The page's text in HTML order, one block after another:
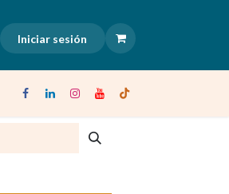
Iniciar sesión